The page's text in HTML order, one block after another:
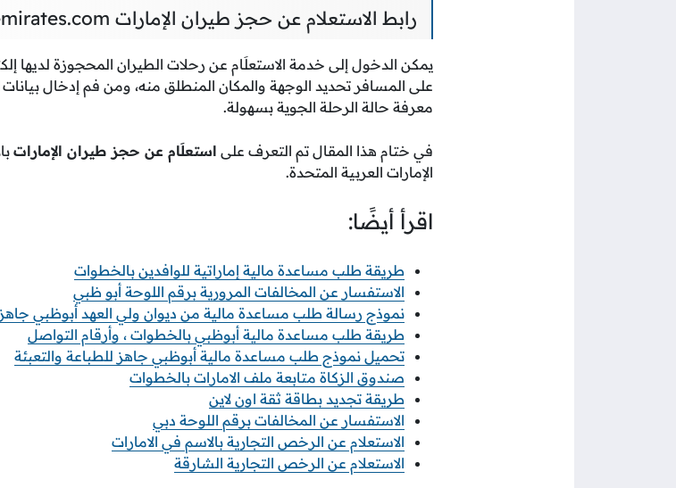
رابط الاستعلام عن حجز طيران الإمارات emirates.com
يمكن الدخول إلى خدمة الاستعلَام عن رحلات الطيران المحجوزة لديها
على المسافر تحديد الوجهة والمكان المنطلق منه، ومن فم إدخال
معرفة حالة الرحلة الجوية بسهولة.
في ختام هذا المقال تم التعرف على استعلَام عن حجز طيران الإمارات
الإمارات العربية المتحدة.
اقرأ أيضًا:
طريقة طلب مساعدة مالية إماراتية للوافدين بالخطوات
الاستفسار عن المخالفات المرورية برقم اللوحة أبو ظبي
نموذج رسالة طلب مساعدة مالية من ديوان ولي العهد أبوظبي جاهز
طريقة طلب مساعدة مالية أبوظبي بالخطوات ، وأرقام التواصل
تحميل نموذج طلب مساعدة مالية أبوظبي جاهز للطباعة والتعبئة
صندوق الزكاة متابعة ملف الامارات بالخطوات
طريقة تجديد بطاقة ثقة اون لاين
الاستفسار عن المخالفات برقم اللوحة دبي
الاستعلام عن الرخص التجارية بالاسم في الامارات
الاستعلام عن الرخص التجارية الشارقة